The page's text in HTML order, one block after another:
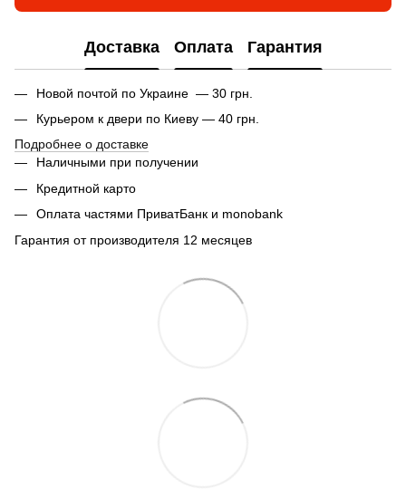
Доставка Оплата Гарантия
Новой почтой по Украине — 30 грн.
Курьером к двери по Киеву — 40 грн.
Подробнее о доставке
Наличными при получении
Кредитной карто
Оплата частями ПриватБанк и monobank
Гарантия от производителя 12 месяцев